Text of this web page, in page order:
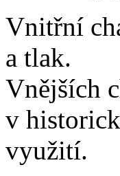
Vnitřní
a tlak.
Vnějších
v
využití.